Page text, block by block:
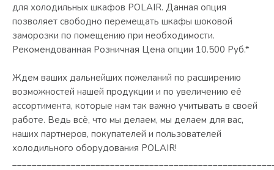
для холодильных шкафов POLAIR. Данная опция
позволяет свободно перемещать шкафы шоковой
заморозки по помещению при необходимости.
Рекомендованная Розничная Цена опции 10.500 Руб.*
Ждем ваших дальнейших пожеланий по расширению
возможностей нашей продукции и по увеличению её
ассортимента, которые нам так важно учитывать в своей
работе. Ведь всё, что мы делаем, мы делаем для вас,
наших партнеров, покупателей и пользователей
холодильного оборудования POLAIR!